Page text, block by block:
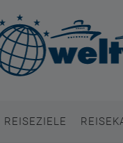
REISEZIELE